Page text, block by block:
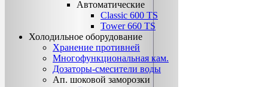
Автоматические
Classic 600 TS
Tower 660 TS
Холодильное оборудование
Хранение противней
Многофункциональная кам.
Дозаторы-смесители воды
Ап. шоковой заморозки